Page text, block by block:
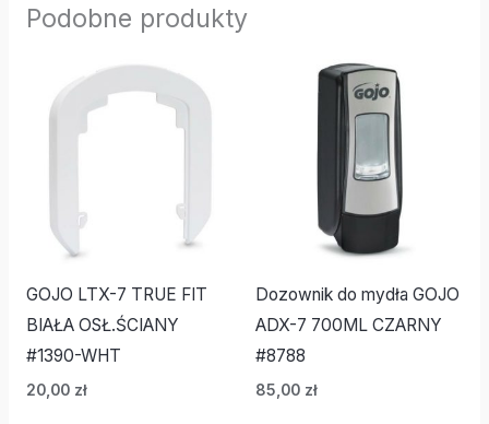
Podobne produkty
GOJO LTX-7 TRUE FIT
BIAŁA OSŁ.ŚCIANY
#1390-WHT
20,00 zł
Dozownik do mydła GOJO
ADX-7 700ML CZARNY
#8788
85,00 zł